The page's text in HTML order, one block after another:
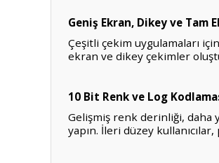
Geniş Ekran, Dikey ve Tam
Çeşitli çekim uygulamaları
ekran ve dikey çekimler
10 Bit Renk ve Log
Gelişmiş renk derinliği, daha
yapın. İleri düzey